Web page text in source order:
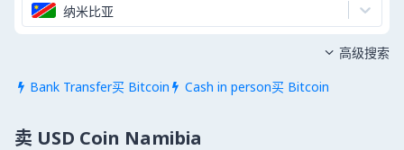
纳米比亚
 Bank Transfer买 Bitcoin  Cash in person买 Bitcoin
 高级搜索
卖 USD Coin Namibia